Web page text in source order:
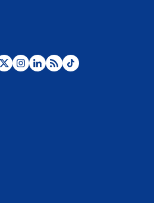
¿Por qué De la Espriella gobernará